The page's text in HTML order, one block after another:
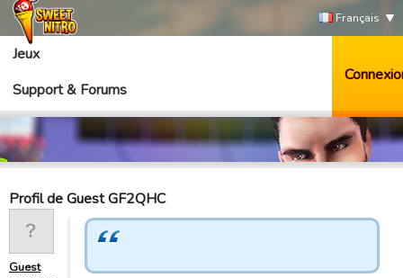
Français
Jeux
Support & Forums
Profil de Guest GF2QHC
Guest